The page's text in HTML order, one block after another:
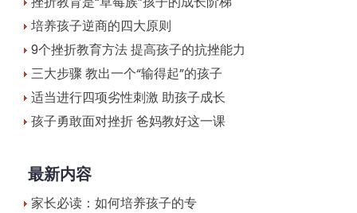
培养孩子逆商的四大原则
9个挫折教育方法 提高孩子的抗挫能力
三大步骤 教出一个“输得起”的孩子
适当进行四项劣性刺激 助孩子成长
孩子勇敢面对挫折 爸妈教好这一课
最新内容
家长必读：如何培养孩子的专